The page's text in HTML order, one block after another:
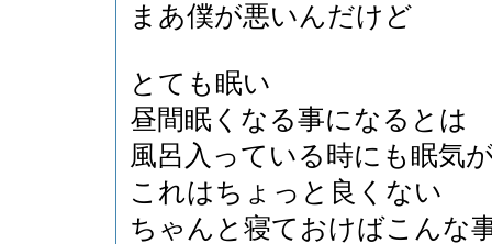
まあ僕が悪いんだけど
とても眠い
昼間眠くなる事になるとは
風呂入っている時にも眠気
これはちょっと良くない
ちゃんと寝ておけばこんな